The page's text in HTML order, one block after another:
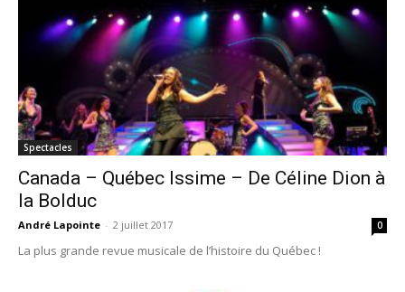
Spectacles
Canada – Québec Issime – De Céline Dion à
la Bolduc
André Lapointe - 2 juillet 2017 0
La plus grande revue musicale de l’histoire du Québec !